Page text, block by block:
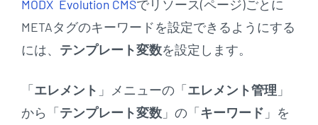
MODX Evolution CMSでリソース(ページ)ごとに
METAタグのキーワードを設定できるようにする
には、 テンプレート変数を設定します。
「エレメント 」メニューの「エレメント管理 」
から「テンプレート変数 」の「キーワード 」を